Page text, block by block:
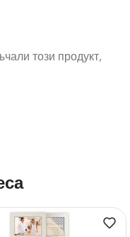
този продукт,